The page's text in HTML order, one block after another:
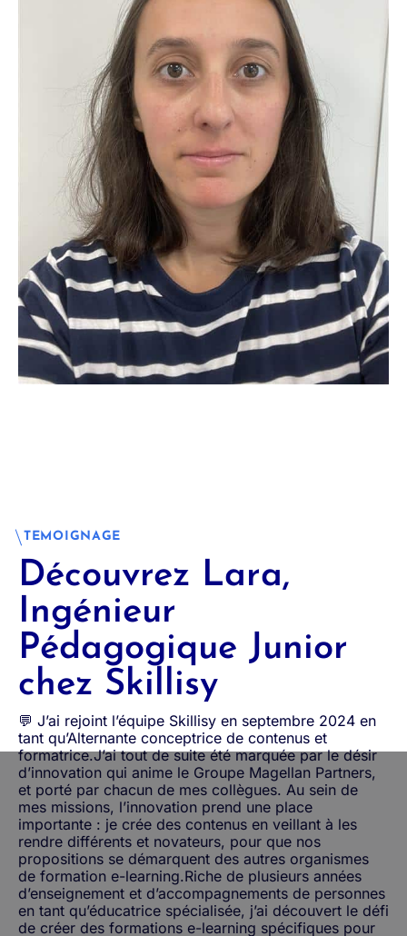
TEMOIGNAGE
Découvrez Lara,
Ingénieur
Pédagogique Junior
chez Skillisy
💬 J’ai rejoint l’équipe Skillisy en septembre 2024 en
tant qu’Alternante conceptrice de contenus et
formatrice.J’ai tout de suite été marquée par le désir
d’innovation qui anime le Groupe Magellan Partners,
et porté par chacun de mes collègues. Au sein de
mes missions, l’innovation prend une place
importante : je crée des contenus en veillant à les
rendre différents et novateurs, pour que nos
propositions se démarquent des autres organismes
de formation e-learning.Riche de plusieurs années
d’enseignement et d’accompagnements de personnes
en tant qu’éducatrice spécialisée, j’ai découvert le défi
de créer des formations e-learning spécifiques pour